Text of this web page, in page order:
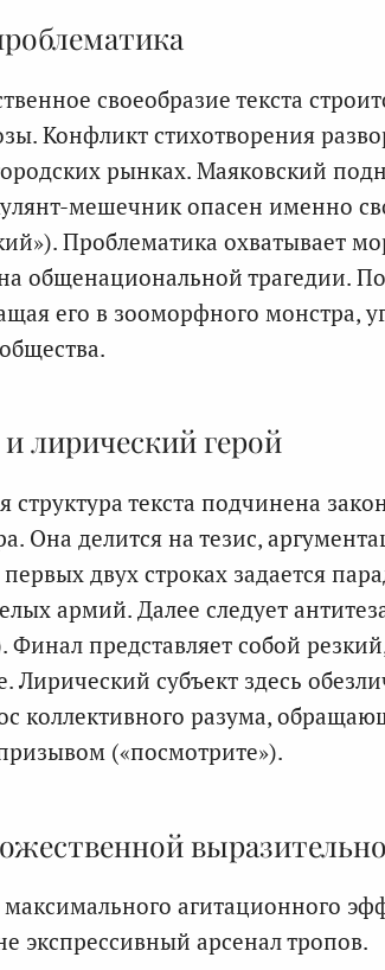
своеобразие текста
Конфликт стихотворения
рынках. Маяковский
мешечник опасен именно
Проблематика охватывает
общенациональной трагедии.
его в зооморфного монстра,
лирический герой
текста подчинена
Она делится на тезис,
двух строках задается
армий. Далее следует
Финал представляет собой
Лирический субъект здесь
коллективного разума,
(«посмотрите»).
агитационного
экспрессивный арсенал тропов.